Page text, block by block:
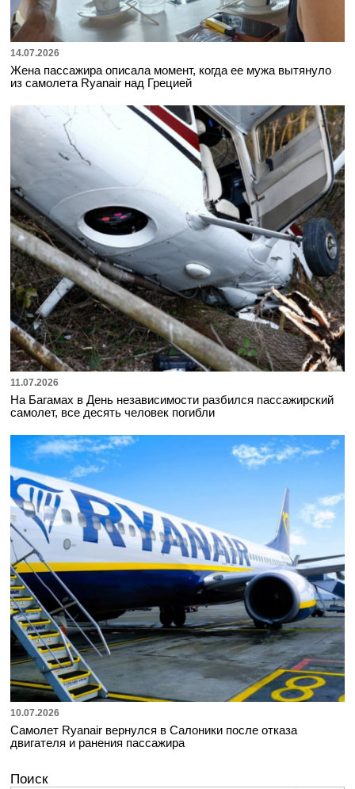
14.07.2026
Жена пассажира описала момент, когда ее мужа вытянуло
из самолета Ryanair над Грецией
11.07.2026
На Багамах в День независимости разбился пассажирский
самолет, все десять человек погибли
10.07.2026
Самолет Ryanair вернулся в Салоники после отказа
двигателя и ранения пассажира
Поиск